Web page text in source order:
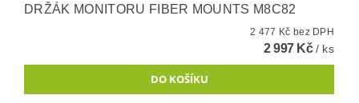
DRŽÁK MONITORU FIBER MOUNTS M8C82
2 477 Kč bez DPH
2 997 Kč/ ks